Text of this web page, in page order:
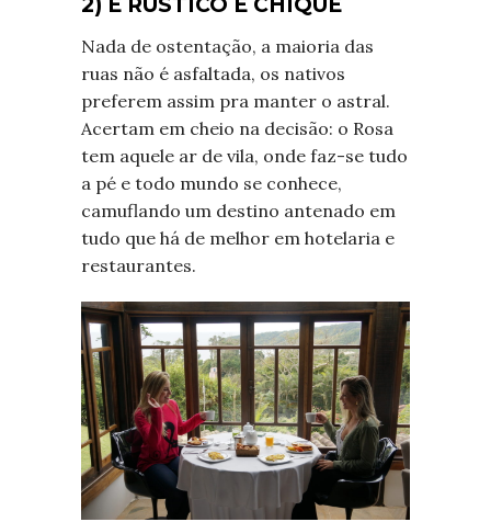
Nada de ostentação, a maioria das
ruas não é asfaltada, os nativos
preferem assim pra manter o astral.
Acertam em cheio na decisão: o Rosa
tem aquele ar de vila, onde faz-se tudo
a pé e todo mundo se conhece,
camuflando um destino antenado em
tudo que há de melhor em hotelaria e
restaurantes.